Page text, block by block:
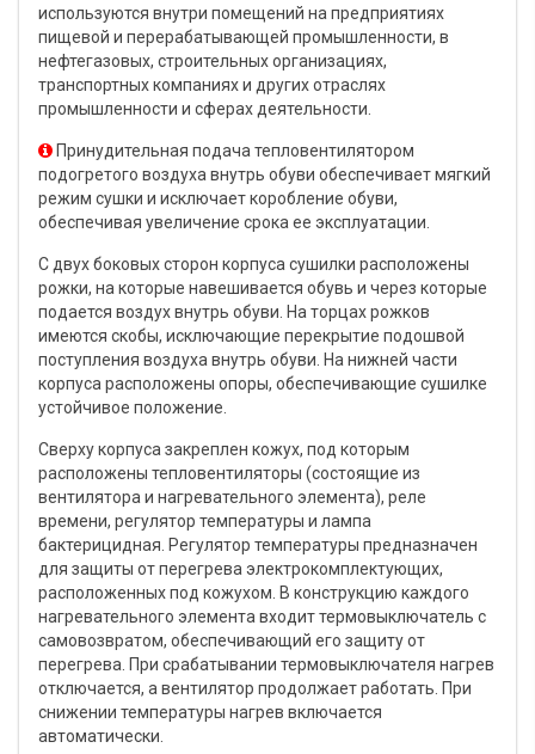
используются внутри помещений на предприятиях
пищевой и перерабатывающей промышленности, в
нефтегазовых, строительных организациях,
транспортных компаниях и других отраслях
промышленности и сферах деятельности.
Принудительная подача тепловентилятором
подогретого воздуха внутрь обуви обеспечивает мягкий
режим сушки и исключает коробление обуви,
обеспечивая увеличение срока ее эксплуатации.
С двух боковых сторон корпуса сушилки расположены
рожки, на которые навешивается обувь и через которые
подается воздух внутрь обуви. На торцах рожков
имеются скобы, исключающие перекрытие подошвой
поступления воздуха внутрь обуви. На нижней части
корпуса расположены опоры, обеспечивающие сушилке
устойчивое положение.
Сверху корпуса закреплен кожух, под которым
расположены тепловентиляторы (состоящие из
вентилятора и нагревательного элемента), реле
времени, регулятор температуры и лампа
бактерицидная. Регулятор температуры предназначен
для защиты от перегрева электрокомплектующих,
расположенных под кожухом. В конструкцию каждого
нагревательного элемента входит термовыключатель с
самовозвратом, обеспечивающий его защиту от
перегрева. При срабатывании термовыключателя нагрев
отключается, а вентилятор продолжает работать. При
снижении температуры нагрев включается
автоматически.